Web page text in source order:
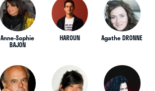
Anne-Sophie
BAJON
HAROUN Agathe DRONNE